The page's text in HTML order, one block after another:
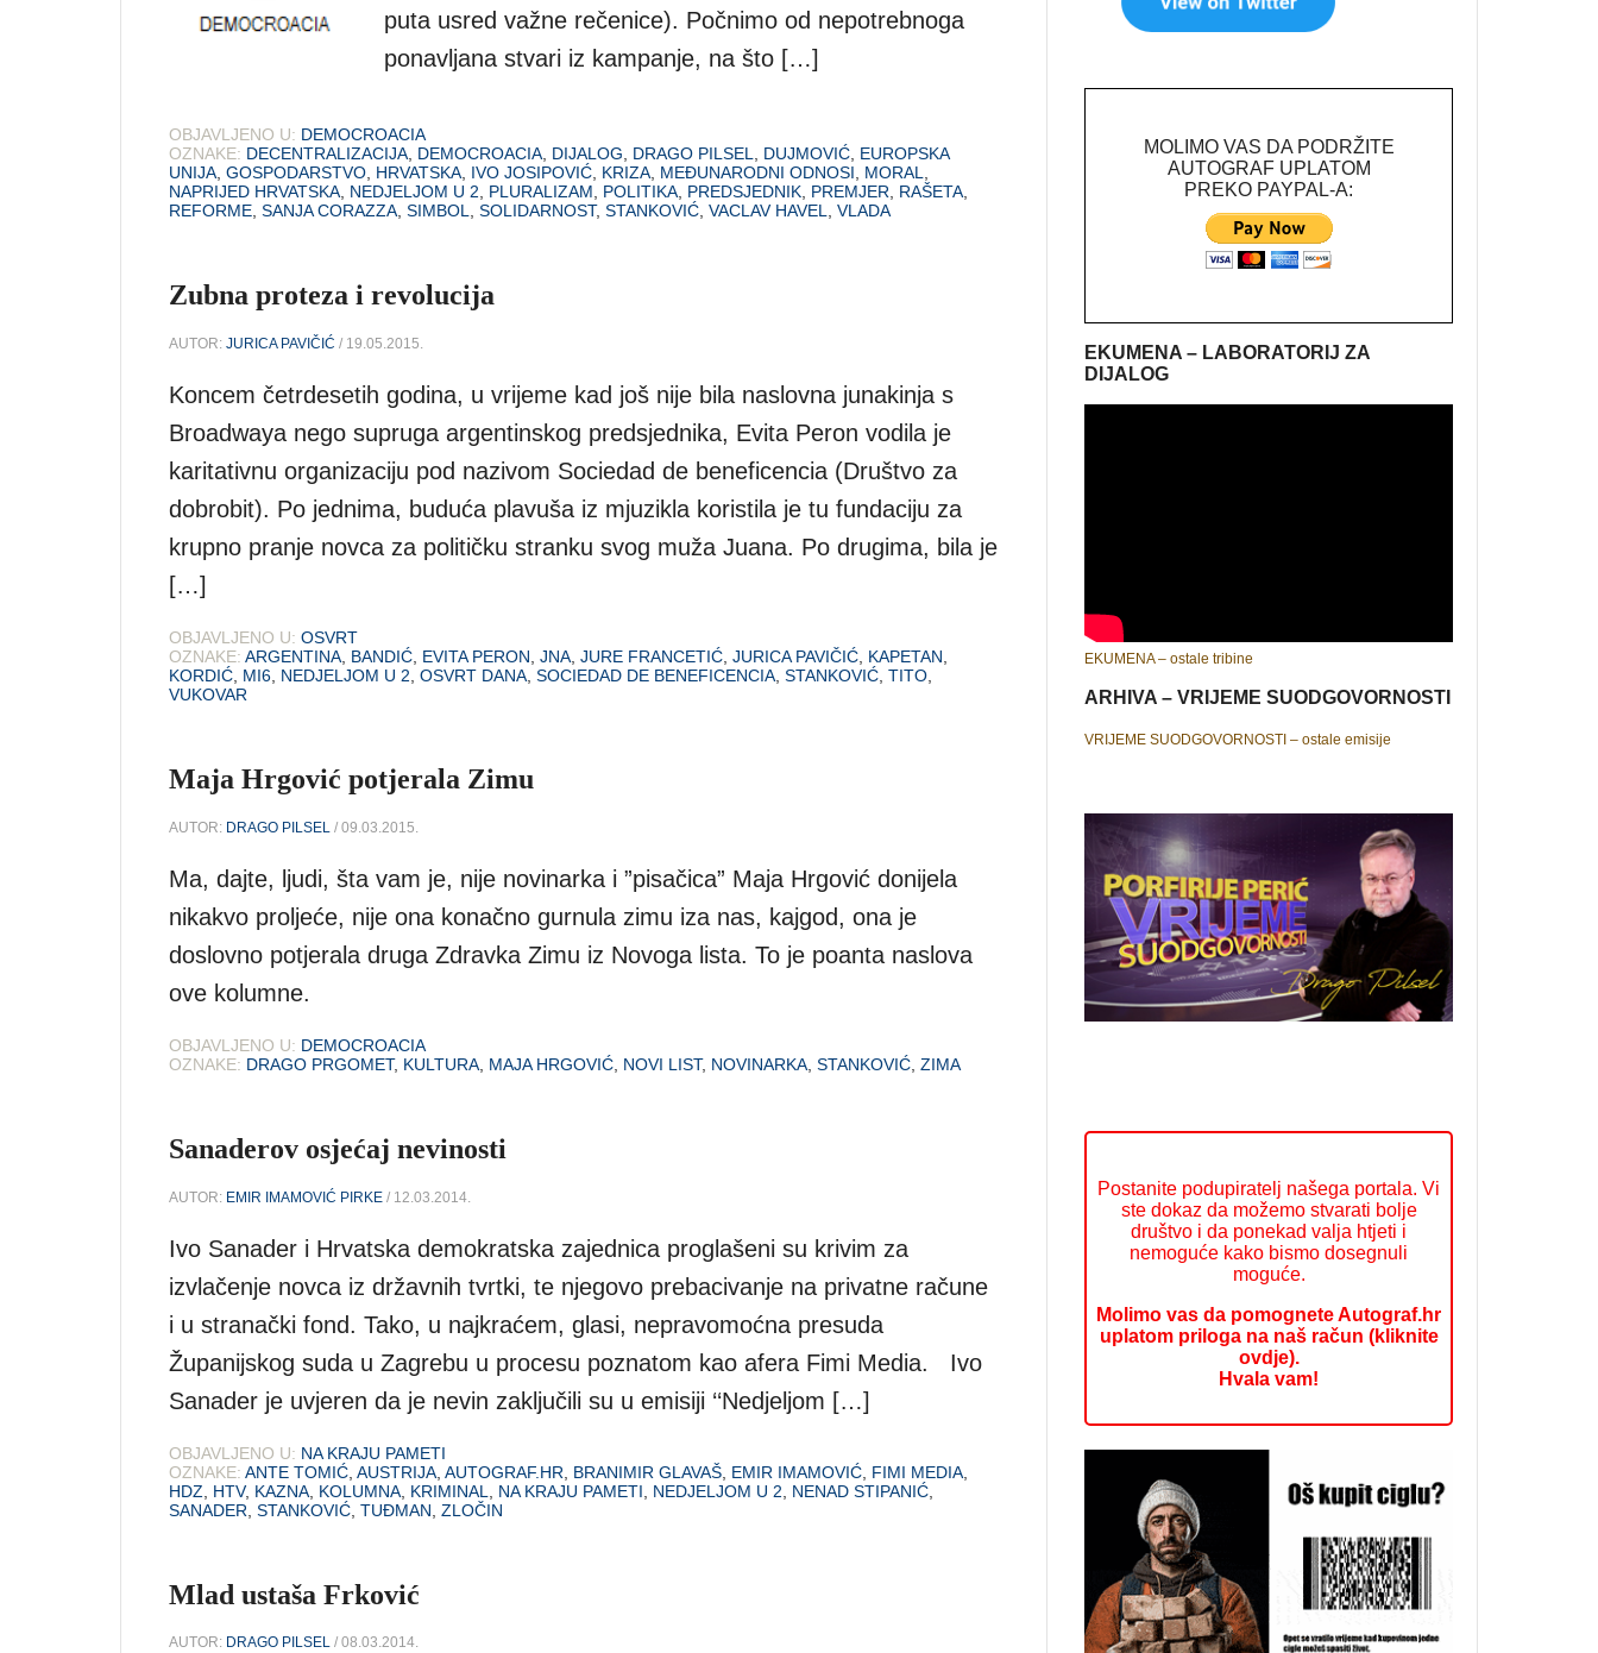
puta usred važne rečenice). Počnimo od nepotrebnoga
ponavljana stvari iz kampanje, na što […]
OBJAVLJENO U: DEMOCROACIA
OZNAKE: DECENTRALIZACIJA DEMOCROACIA DIJALOG DRAGO PILSEL DUJMOVIĆ EUROPSKA
UNIJA GOSPODARSTVO HRVATSKA IVO JOSIPOVIĆ KRIZA MEĐUNARODNI ODNOSI MORAL
NAPRIJED HRVATSKA NEDJELJOM U 2 PLURALIZAM POLITIKA PREDSJEDNIK PREMJER RAŠETA
REFORME SANJA CORAZZA SIMBOL SOLIDARNOST, STANKOVIĆ VACLAV HAVEL VLADA
Zubna proteza i revolucija
AUTOR: JURICA PAVIČIĆ / 19.05.2015.
Koncem četrdesetih godina, u vrijeme kad još nije bila naslovna junakinja s
Broadwaya nego supruga argentinskog predsjednika, Evita Peron vodila je
karitativnu organizaciju pod nazivom Sociedad de beneficencia (Društvo za
dobrobit). Po jednima, buduća plavuša iz mjuzikla koristila je tu fundaciju za
krupno pranje novca za političku stranku svog muža Juana. Po drugima, bila je
[…]
OBJAVLJENO U: OSVRT
OZNAKE: ARGENTINA BANDIĆ EVITA PERON JNA JURE FRANCETIĆ JURICA PAVIČIĆ KAPETAN
KORDIĆ MI6 NEDJELJOM U 2 OSVRT DANA SOCIEDAD DE BENEFICENCIA STANKOVIĆ TITO
VUKOVAR
Maja Hrgović potjerala Zimu
AUTOR: DRAGO PILSEL / 09.03.2015.
Ma, dajte, ljudi, šta vam je, nije novinarka i ”pisačica” Maja Hrgović donijela
nikakvo proljeće, nije ona konačno gurnula zimu iza nas, kajgod, ona je
doslovno potjerala druga Zdravka Zimu iz Novoga lista. To je poanta naslova
ove kolumne.
OBJAVLJENO U: DEMOCROACIA
OZNAKE: DRAGO PRGOMET, KULTURA MAJA HRGOVIĆ NOVI LIST, NOVINARKA STANKOVIĆ ZIMA
Sanaderov osjećaj nevinosti
AUTOR: EMIR IMAMOVIĆ PIRKE / 12.03.2014.
Ivo Sanader i Hrvatska demokratska zajednica proglašeni su krivim za
izvlačenje novca iz državnih tvrtki, te njegovo prebacivanje na privatne račune
i u stranački fond. Tako, u najkraćem, glasi, nepravomoćna presuda
Županijskog suda u Zagrebu u procesu poznatom kao afera Fimi Media. Ivo
Sanader je uvjeren da je nevin zaključili su u emisiji ‘‘Nedjeljom […]
OBJAVLJENO U: NA KRAJU PAMETI
OZNAKE: ANTE TOMIĆ AUSTRIJA AUTOGRAF.HR BRANIMIR GLAVAŠ EMIR IMAMOVIĆ FIMI MEDIA
HDZ
HTV, KAZNA KOLUMNA KRIMINAL NA KRAJU PAMETI NEDJELJOM U 2 NENAD STIPANIĆ
SANADER STANKOVIĆ TUĐMAN ZLOČIN
Mlad ustaša Frković
AUTOR: DRAGO PILSEL / 08.03.2014.
MOLIMO VAS DA PODRŽITE
AUTOGRAF UPLATOM
PREKO PAYPAL-A:
EKUMENA – LABORATORIJ ZA
DIJALOG
EKUMENA – ostale tribine
ARHIVA – VRIJEME SUODGOVORNOSTI
VRIJEME SUODGOVORNOSTI – ostale emisije
Postanite podupiratelj našega portala. Vi
ste dokaz da možemo stvarati bolje
društvo i da ponekad valja htjeti i
nemoguće kako bismo dosegnuli
moguće.
Molimo vas da pomognete Autograf.hr
uplatom priloga na naš račun (kliknite
ovdje).
Hvala vam!